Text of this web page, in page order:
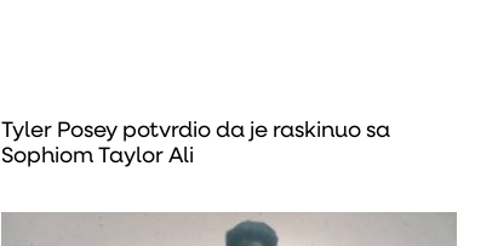
Tyler Posey potvrdio da je raskinuo sa
Sophiom Taylor Ali